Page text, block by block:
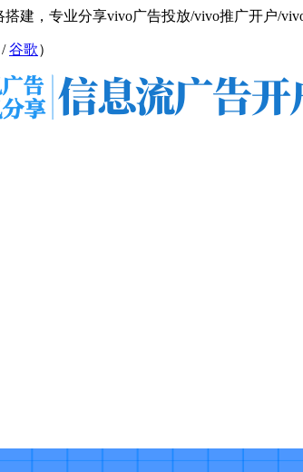
建，专业分享vivo广告投放/vivo推广开户/
/谷歌）